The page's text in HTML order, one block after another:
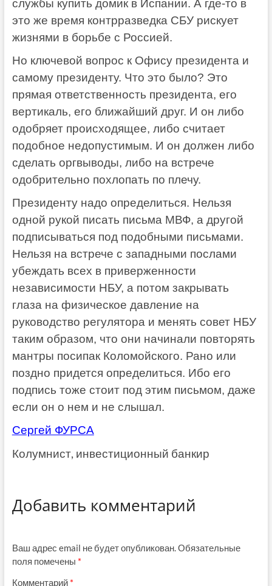
службы купить домик в Испании. А где-то в
это же время контрразведка СБУ рискует
жизнями в борьбе с Россией.
Но ключевой вопрос к Офису президента и
самому президенту. Что это было? Это
прямая ответственность президента, его
вертикаль, его ближайший друг. И он либо
одобряет происходящее, либо считает
подобное недопустимым. И он должен либо
сделать оргвыводы, либо на встрече
одобрительно похлопать по плечу.
Президенту надо определиться. Нельзя
одной рукой писать письма МВФ, а другой
подписываться под подобными письмами.
Нельзя на встрече с западными послами
убеждать всех в приверженности
независимости НБУ, а потом закрывать
глаза на физическое давление на
руководство регулятора и менять совет НБУ
таким образом, что они начинали повторять
мантры посипак Коломойского. Рано или
поздно придется определиться. Ибо его
подпись тоже стоит под этим письмом, даже
если он о нем и не слышал.
Сергей ФУРСА
Колумнист, инвестиционный банкир
Добавить комментарий
Ваш адрес email не будет опубликован.Обязательные
поля помечены *
Комментарий *